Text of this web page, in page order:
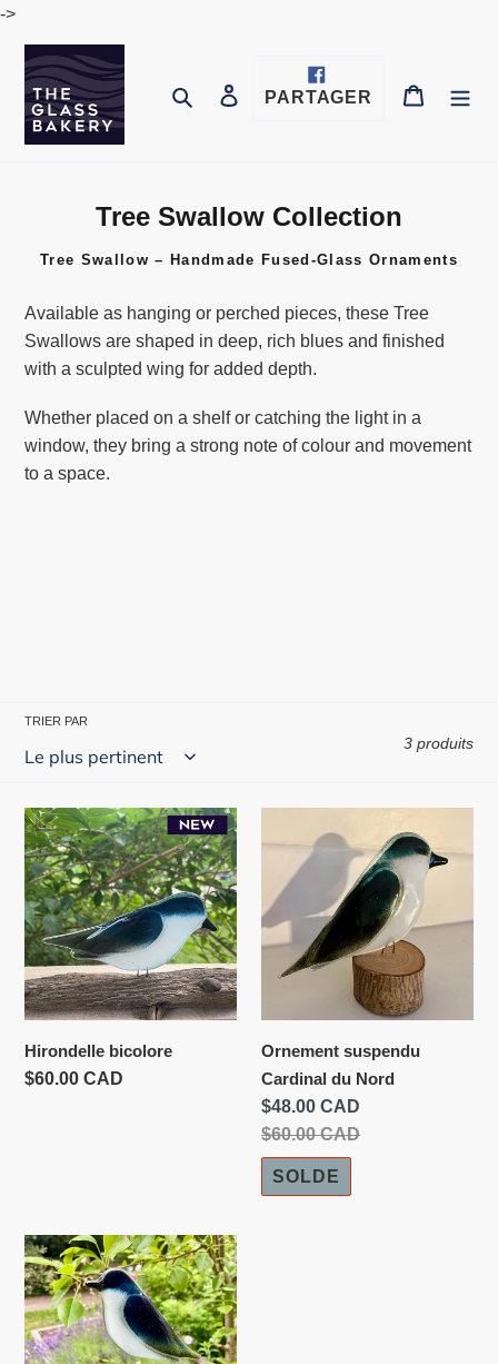
Passer
contenu
->
RechercherSe connecter
PARTAGER PARTAGER
Panier
C
l
e
c
t
o
Tree Swallow Collection
Tree Swallow – Handmade Fused-Glass Ornaments
Available as hanging or perched pieces, these Tree
Swallows are shaped in deep, rich blues and finished
with a sculpted wing for added depth.
Whether placed on a shelf or catching the light in a
window, they bring a strong note of colour and movement
to a space.
TRIER PAR
3 produits
Hirondelle
bicolore
Hirondelle bicolore
Prix
$60.00 CAD
suspendu
Cardinal
du
Nord
Ornement suspendu
Cardinal du Nord
Prix
réduit
$48.00 CAD
Prix
normal
$60.00 CAD
SOLDE
Hirondelle
arborescente
suspendue